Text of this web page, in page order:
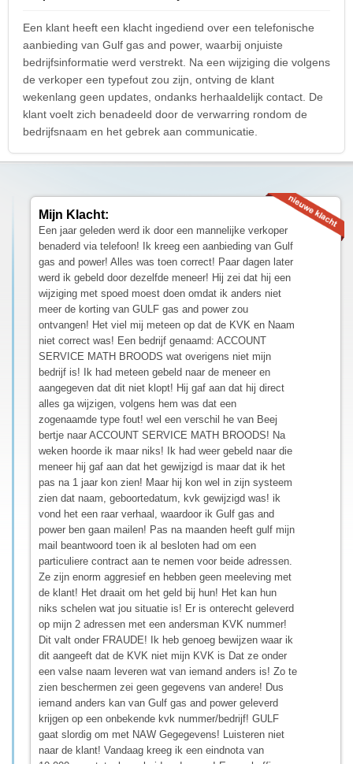
Een klant heeft een klacht ingediend over een telefonische
aanbieding van Gulf gas and power, waarbij onjuiste
bedrijfsinformatie werd verstrekt. Na een wijziging die volgens
de verkoper een typefout zou zijn, ontving de klant
wekenlang geen updates, ondanks herhaaldelijk contact. De
klant voelt zich benadeeld door de verwarring rondom de
bedrijfsnaam en het gebrek aan communicatie.
Mijn Klacht:
Een jaar geleden werd ik door een mannelijke verkoper
benaderd via telefoon! Ik kreeg een aanbieding van Gulf
gas and power! Alles was toen correct! Paar dagen later
werd ik gebeld door dezelfde meneer! Hij zei dat hij een
wijziging met spoed moest doen omdat ik anders niet
meer de korting van GULF gas and power zou
ontvangen! Het viel mij meteen op dat de KVK en Naam
niet correct was! Een bedrijf genaamd: ACCOUNT
SERVICE MATH BROODS wat overigens niet mijn
bedrijf is! Ik had meteen gebeld naar de meneer en
aangegeven dat dit niet klopt! Hij gaf aan dat hij direct
alles ga wijzigen, volgens hem was dat een
zogenaamde type fout! wel een verschil he van Beej
bertje naar ACCOUNT SERVICE MATH BROODS! Na
weken hoorde ik maar niks! Ik had weer gebeld naar die
meneer hij gaf aan dat het gewijzigd is maar dat ik het
pas na 1 jaar kon zien! Maar hij kon wel in zijn systeem
zien dat naam, geboortedatum, kvk gewijzigd was! ik
vond het een raar verhaal, waardoor ik Gulf gas and
power ben gaan mailen! Pas na maanden heeft gulf mijn
mail beantwoord toen ik al besloten had om een
particuliere contract aan te nemen voor beide adressen.
Ze zijn enorm aggresief en hebben geen meeleving met
de klant! Het draait om het geld bij hun! Het kan hun
niks schelen wat jou situatie is! Er is onterecht geleverd
op mijn 2 adressen met een andersman KVK nummer!
Dit valt onder FRAUDE! Ik heb genoeg bewijzen waar ik
dit aangeeft dat de KVK niet mijn KVK is Dat ze onder
een valse naam leveren wat van iemand anders is! Zo te
zien beschermen zei geen gegevens van andere! Dus
iemand anders kan van Gulf gas and power geleverd
krijgen op een onbekende kvk nummer/bedrijf! GULF
gaat slordig om met NAW Gegegevens! Luisteren niet
naar de klant! Vandaag kreeg ik een eindnota van